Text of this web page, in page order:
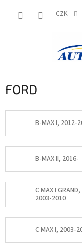
CZK
FORD
B-MAX I, 2012-
B-MAX II, 2016-
C MAX I GRAND,
2003-2010
C MAX I, 2003-